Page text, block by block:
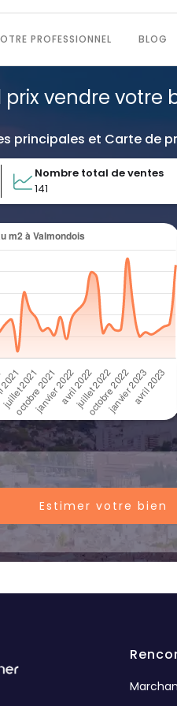
PROFESSIONNEL BLOG
prix vendre votre
principales et Carte de
Nombre total de ventes
141
Estimer votre bien